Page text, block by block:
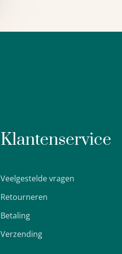
Klantenservice
Veelgestelde vragen
Retourneren
Betaling
Verzending